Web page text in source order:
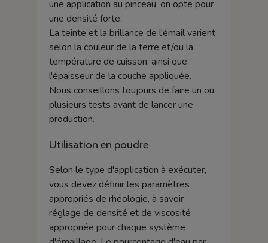
une application au pinceau, on opte pour
une densité forte.
La teinte et la brillance de l'émail varient
selon la couleur de la terre et/ou la
température de cuisson, ainsi que
l'épaisseur de la couche appliquée.
Nous conseillons toujours de faire un ou
plusieurs tests avant de lancer une
production.
Utilisation en poudre
Selon le type d'application à exécuter,
vous devez définir les paramètres
appropriés de rhéologie, à savoir :
réglage de densité et de viscosité
appropriée pour chaque système